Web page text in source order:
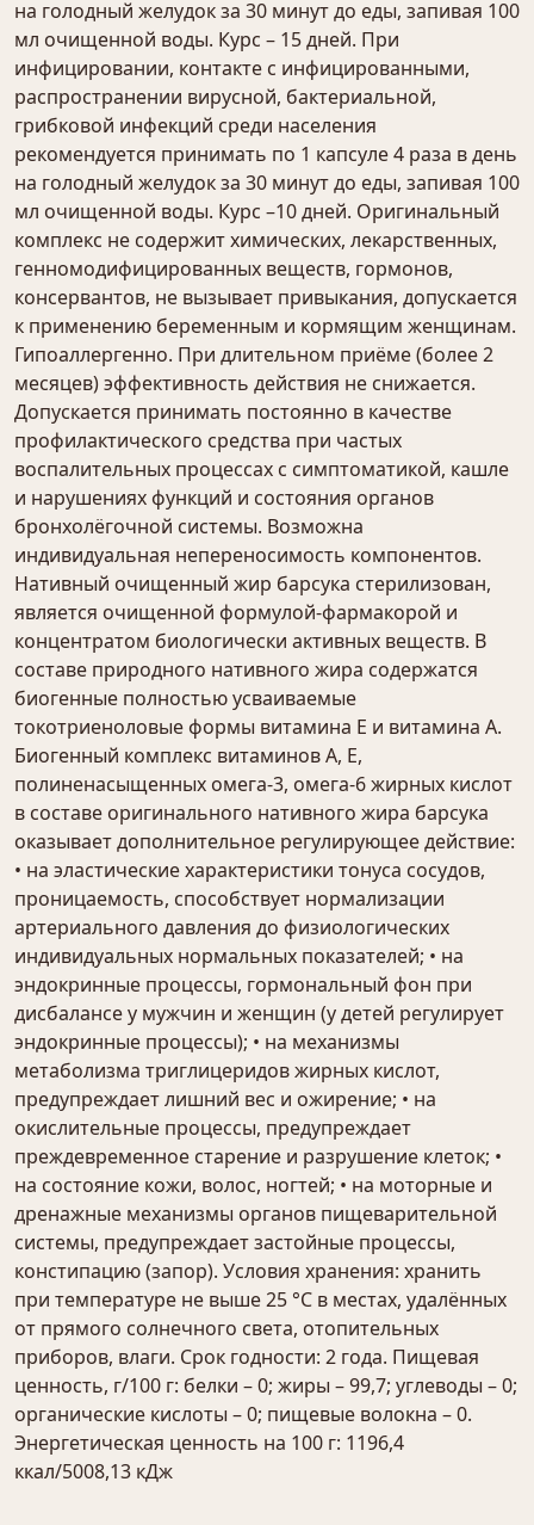
на голодный желудок за 30 минут до еды, запивая 100
мл очищенной воды. Курс – 15 дней. При
инфицировании, контакте с инфицированными,
распространении вирусной, бактериальной,
грибковой инфекций среди населения
рекомендуется принимать по 1 капсуле 4 раза в день
на голодный желудок за 30 минут до еды, запивая 100
мл очищенной воды. Курс –10 дней. Оригинальный
комплекс не содержит химических, лекарственных,
генномодифицированных веществ, гормонов,
консервантов, не вызывает привыкания, допускается
к применению беременным и кормящим женщинам.
Гипоаллергенно. При длительном приёме (более 2
месяцев) эффективность действия не снижается.
Допускается принимать постоянно в качестве
профилактического средства при частых
воспалительных процессах с симптоматикой, кашле
и нарушениях функций и состояния органов
бронхолёгочной системы. Возможна
индивидуальная непереносимость компонентов.
Нативный очищенный жир барсука стерилизован,
является очищенной формулой-фармакорой и
концентратом биологически активных веществ. В
составе природного нативного жира содержатся
биогенные полностью усваиваемые
токотриеноловые формы витамина Е и витамина А.
Биогенный комплекс витаминов А, Е,
полиненасыщенных омега-3, омега-6 жирных кислот
в составе оригинального нативного жира барсука
оказывает дополнительное регулирующее действие:
• на эластические характеристики тонуса сосудов,
проницаемость, способствует нормализации
артериального давления до физиологических
индивидуальных нормальных показателей; • на
эндокринные процессы, гормональный фон при
дисбалансе у мужчин и женщин (у детей регулирует
эндокринные процессы); • на механизмы
метаболизма триглицеридов жирных кислот,
предупреждает лишний вес и ожирение; • на
окислительные процессы, предупреждает
преждевременное старение и разрушение клеток; •
на состояние кожи, волос, ногтей; • на моторные и
дренажные механизмы органов пищеварительной
системы, предупреждает застойные процессы,
констипацию (запор). Условия хранения: хранить
при температуре не выше 25 °С в местах, удалённых
от прямого солнечного света, отопительных
приборов, влаги. Срок годности: 2 года. Пищевая
ценность, г/100 г: белки – 0; жиры – 99,7; углеводы – 0;
органические кислоты – 0; пищевые волокна – 0.
Энергетическая ценность на 100 г: 1196,4
ккал/5008,13 кДж